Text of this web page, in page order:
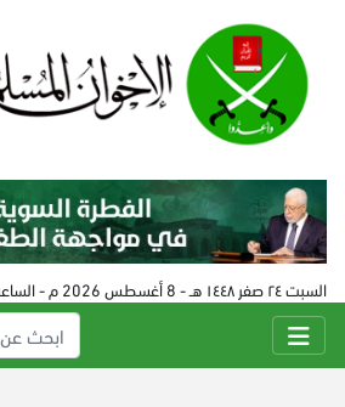
السبت ٢٤ صفر ١٤٤٨ هـ - 8 أغسطس 2026 م - الساعة 09:29 م